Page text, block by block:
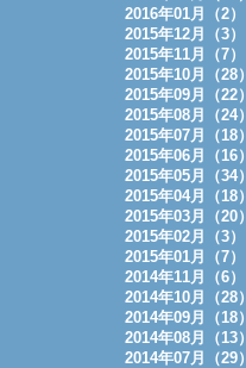
2016年01月（2）
2015年12月（3）
2015年11月（7）
2015年10月（28）
2015年09月（22）
2015年08月（24）
2015年07月（18）
2015年06月（16）
2015年05月（34）
2015年04月（18）
2015年03月（20）
2015年02月（3）
2015年01月（7）
2014年11月（6）
2014年10月（28）
2014年09月（18）
2014年08月（13）
2014年07月（29）